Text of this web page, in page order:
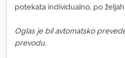
potekata individualno, po
Oglas je bil avtomatsko
prevodu.